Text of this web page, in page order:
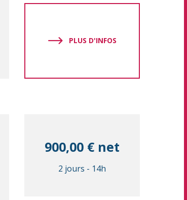
PLUS D'INFOS
900,00 € net
2 jours - 14h